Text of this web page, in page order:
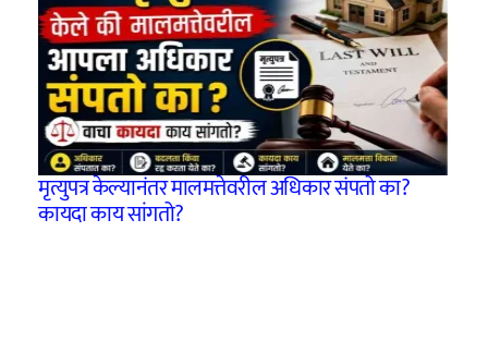
मृत्युपत्र केल्यानंतर मालमत्तेवरील अधिकार संपतो का?
कायदा काय सांगतो?